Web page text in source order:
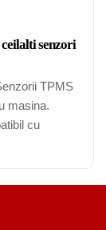
senzori
TPMS
masina.
cu